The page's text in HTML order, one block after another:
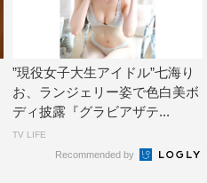
”現役女子大生アイドル”七海り
お、ランジェリー姿で色白美ボ
ディ披露『グラビアザテ...
TV LIFE
Recommended by